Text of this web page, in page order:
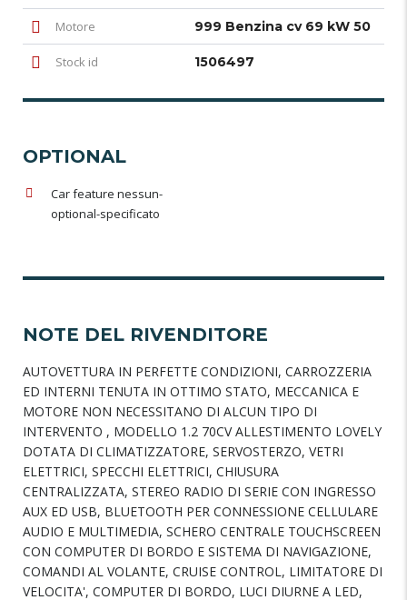
Motore 999 Benzina cv 69 kW 50
Stock id 1506497
OPTIONAL
Car feature nessun-
optional-specificato
NOTE DEL RIVENDITORE
AUTOVETTURA IN PERFETTE CONDIZIONI, CARROZZERIA
ED INTERNI TENUTA IN OTTIMO STATO, MECCANICA E
MOTORE NON NECESSITANO DI ALCUN TIPO DI
INTERVENTO , MODELLO 1.2 70CV ALLESTIMENTO LOVELY
DOTATA DI CLIMATIZZATORE, SERVOSTERZO, VETRI
ELETTRICI, SPECCHI ELETTRICI, CHIUSURA
CENTRALIZZATA, STEREO RADIO DI SERIE CON INGRESSO
AUX ED USB, BLUETOOTH PER CONNESSIONE CELLULARE
AUDIO E MULTIMEDIA, SCHERO CENTRALE TOUCHSCREEN
CON COMPUTER DI BORDO E SISTEMA DI NAVIGAZIONE,
COMANDI AL VOLANTE, CRUISE CONTROL, LIMITATORE DI
VELOCITA', COMPUTER DI BORDO, LUCI DIURNE A LED,